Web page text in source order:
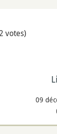
votes)
09